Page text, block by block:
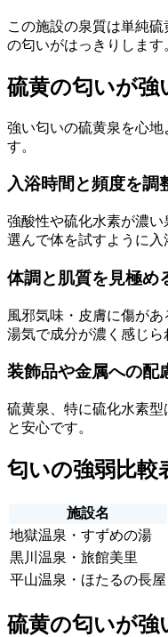
この施設の泉質は単純
の匂いがはっきりしま
硫黄の匂いが強
強い匂いの硫黄泉を心
す。
入浴時間と頻度を調
強酸性や硫化水素が濃
選んで体を試すように入
体調と肌質を見極め
風邪気味・皮膚に傷が
湯気で成分が濃く感じら
装飾品や金属への配
硫黄泉、特に硫化水素
と安心です。
匂いの強弱比較
施設名
地獄温泉・すずめの湯
黒川温泉・旅館美里
平山温泉・ほたるの長屋
硫黄の匂いが強